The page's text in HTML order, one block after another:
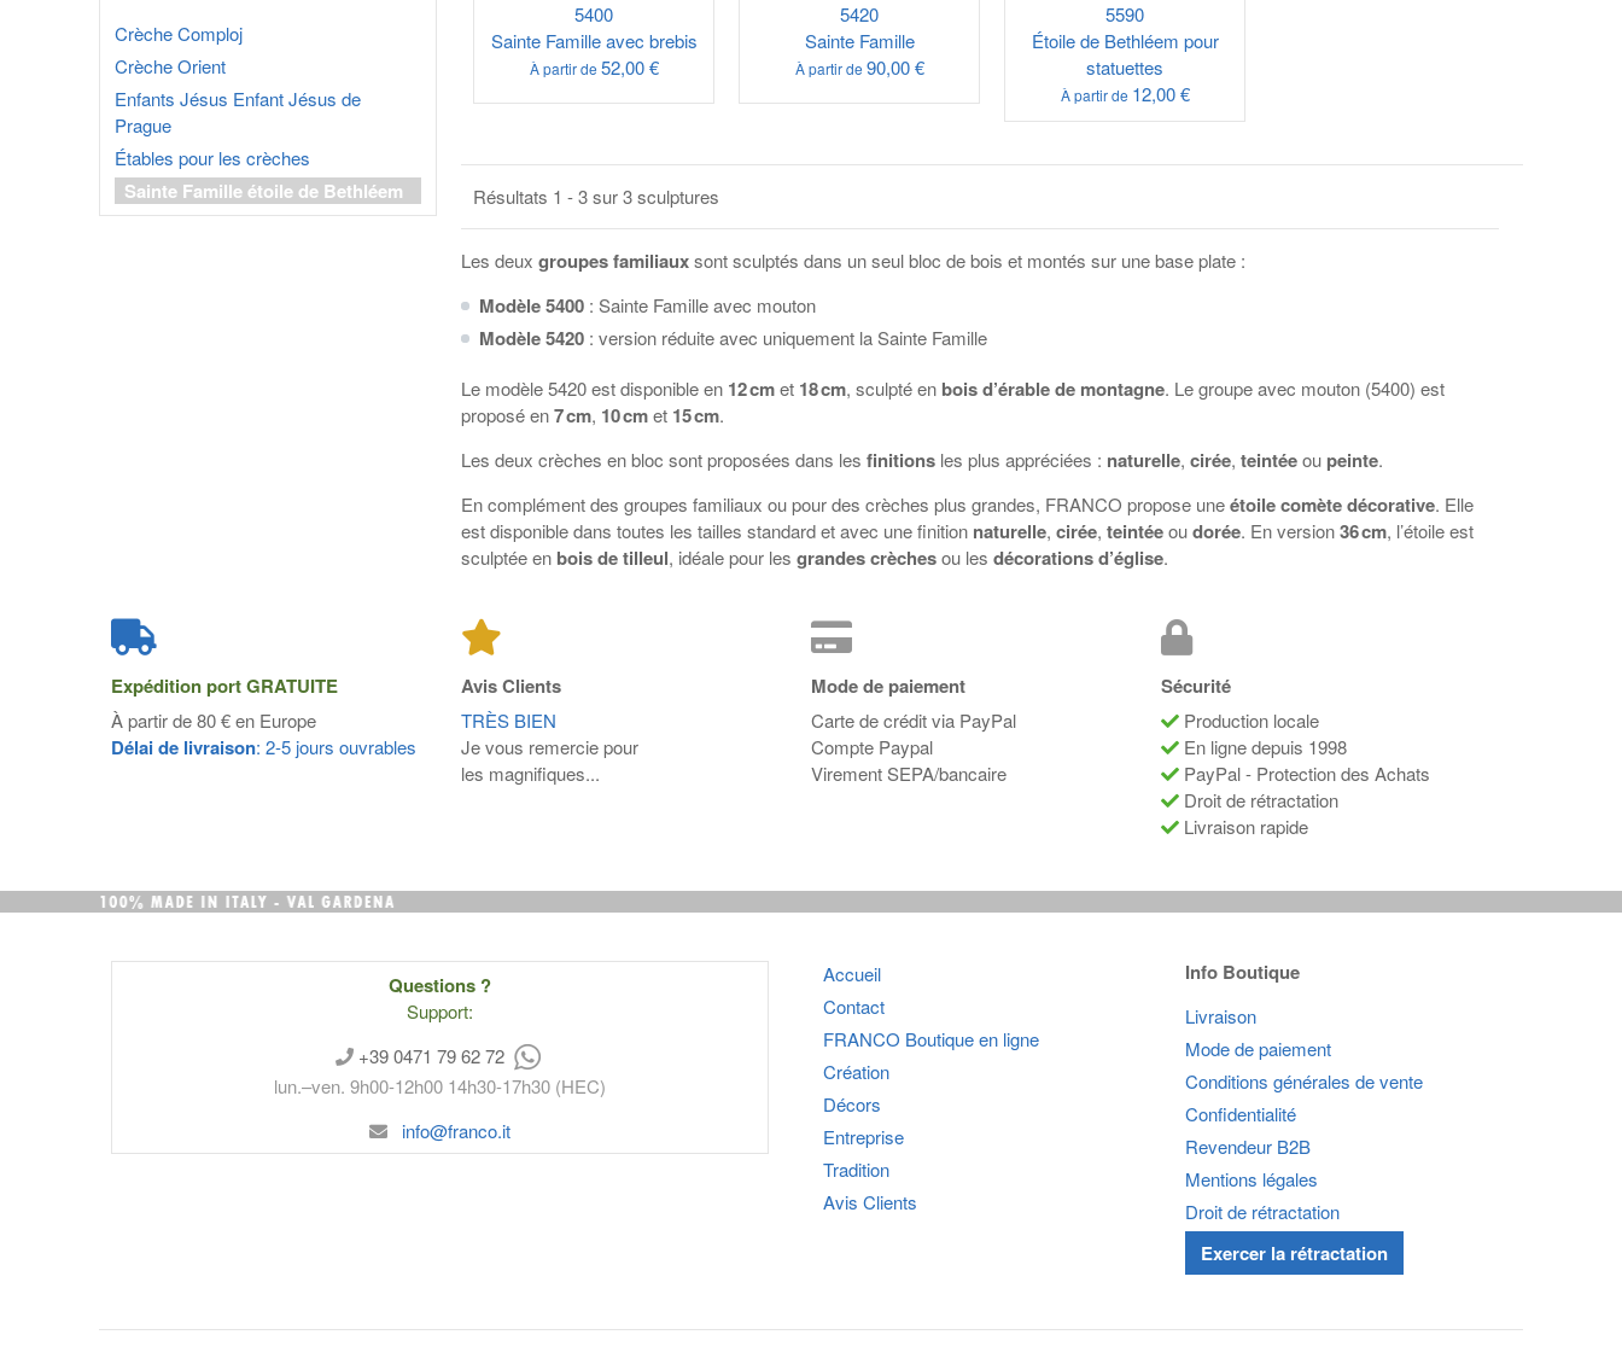
Crèche Comploj
Crèche Orient
Enfants Jésus Enfant Jésus de
Prague
Étables pour les crèches
Sainte Famille étoile de Bethléem
5400
Sainte Famille avec brebis
À partir de 52,00 €
5420
Sainte Famille
À partir de 90,00 €
5590
Étoile de Bethléem pour
statuettes
À partir de 12,00 €
Résultats 1 - 3 sur 3 sculptures
Les deux groupes familiauxsont sculptés dans un seul bloc de bois et montés sur une base plate :
Modèle 5400 : Sainte Famille avec mouton
Modèle 5420 : version réduite avec uniquement la Sainte Famille
Le modèle 5420 est disponible en 12 cmet 18 cm, sculpté en bois d’érable de montagne. Le groupe avec mouton (5400) est
proposé en7 cm, 10 cmet 15 cm.
Les deux crèches en bloc sont proposées dans les finitions les plus appréciées : naturelle, cirée, teintéeou peinte.
En complément des groupes familiaux ou pour des crèches plus grandes, FRANCO propose uneétoile comète décorative. Elle
est disponible dans toutes les tailles standard et avec une finition naturelle, cirée, teintéeoudorée. En version36 cm, l’étoile est
sculptée en bois de tilleul, idéale pour les grandes crèchesou les décorations d’église.
Expédition portGRATUITE
À partir de 80 € en Europe
Délai de livraison: 2-5 jours ouvrables
Avis Clients
TRÈS BIEN
Je vous remercie pour
les magnifiques...
Mode de paiement
Carte de crédit via PayPal
Compte Paypal
Virement SEPA/bancaire
Sécurité
Production locale
En ligne depuis 1998
PayPal - Protection des Achats
Droit de rétractation
Livraison rapide
Questions ?
Support:
+39 0471 79 62 72
lun.–ven. 9h00-12h00 14h30-17h30 (HEC)
info@franco.it
Accueil
Contact
FRANCO Boutique en ligne
Création
Décors
Entreprise
Tradition
Avis Clients
Info Boutique
Livraison
Mode de paiement
Conditions générales de vente
Confidentialité
Revendeur B2B
Mentions légales
Droit de rétractation
Exercer la rétractation